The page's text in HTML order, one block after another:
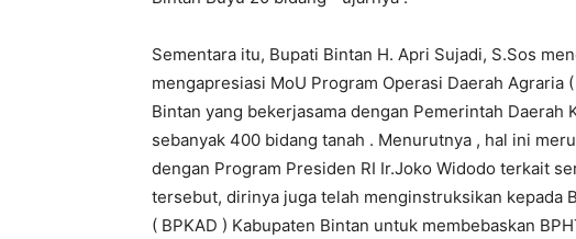
Sementara itu, Bupati Bintan H. Apri Sujadi, S.Sos
mengapresiasi MoU Program Operasi Daerah Agraria
Bintan yang bekerjasama dengan Pemerintah
sebanyak 400 bidang tanah . Menurutnya , hal ini
dengan Program Presiden RI Ir.Joko Widodo terkait
tersebut, dirinya juga telah menginstruksikan kepada
( BPKAD ) Kabupaten Bintan untuk membebaskan